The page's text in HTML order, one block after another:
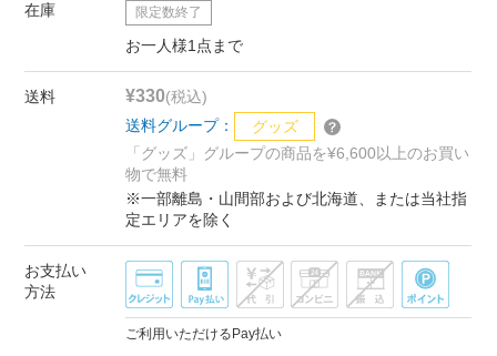
在庫 限定数終了
お一人様1点まで
送料 ¥330(税込)
送料グループ：
グッズ
「グッズ」グループの商品を¥6,600以上のお買い
物で無料
※一部離島・山間部および北海道、または当社指
定エリアを除く
お支払い
方法
ご利用いただけるPay払い